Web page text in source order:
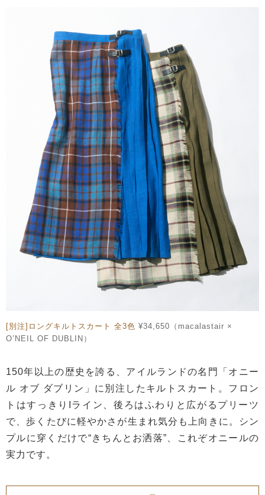
[別注]ロングキルトスカート 全3色 ¥34,650（macalastair ×
O’NEIL OF DUBLIN）
150年以上の歴史を誇る、アイルランドの名門「オニー
ル オブ ダブリン」に別注したキルトスカート。フロン
トはすっきりIライン、後ろはふわりと広がるプリーツ
で、歩くたびに軽やかさが生まれ気分も上向きに。シン
プルに穿くだけで“きちんとお洒落”、これぞオニールの
実力です。